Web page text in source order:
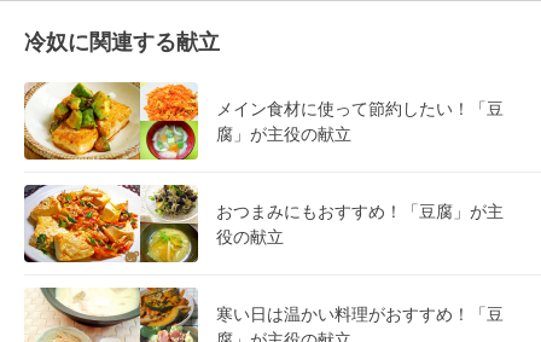
冷奴に関連する献立
メイン食材に使って節約したい！「豆
腐」が主役の献立
おつまみにもおすすめ！「豆腐」が主
役の献立
寒い日は温かい料理がおすすめ！「豆